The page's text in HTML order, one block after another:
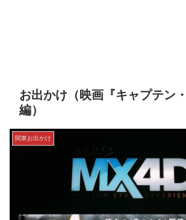
お出かけ（映画『キャプテン
編）
関東お出かけ